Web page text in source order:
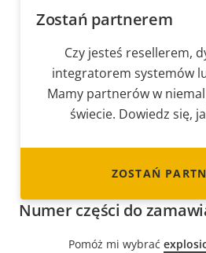
Zostań partnerem
Czy jesteś resellerem,
integratorem systemów
Mamy partnerów w
świecie. Dowiedz się,
ZOSTAŃ
Numer części do
Pomóż mi wybrać